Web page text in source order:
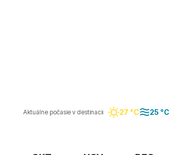
Aktuálne počasie v destinacii 27 °C 25 °C